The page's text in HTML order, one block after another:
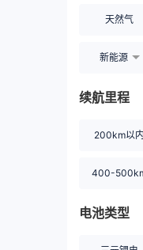
天然气
新能源
续航里程
200km以内
400-
电池类型